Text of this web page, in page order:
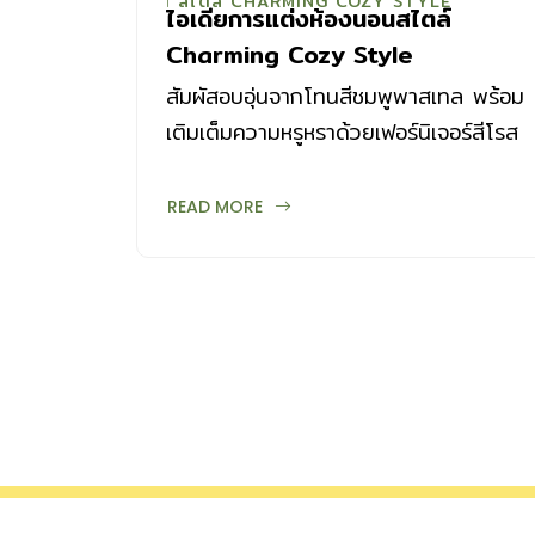
ไอเดียการแต่งห้องนอนสไตล์
Charming Cozy Style
สัมผัสอบอุ่นจากโทนสีชมพูพาสเทล พร้อม
เติมเต็มความหรูหราด้วยเฟอร์นิเจอร์สีโรส
ความอ่อนโยนในห้องนอนของคุณ จะเก๋
READ MORE